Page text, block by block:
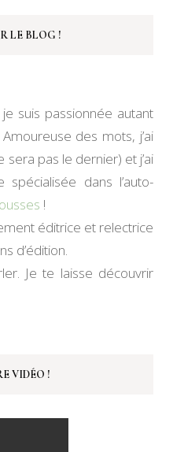
LE BLOG !
je suis passionnée autant
des mots, j’ai
pas le dernier) et j’ai
dans l’auto-
!
éditrice et relectrice
d’édition.
Je te laisse découvrir
VIDÉO !